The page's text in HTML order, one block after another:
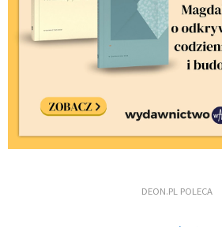
DEON.PL POLECA